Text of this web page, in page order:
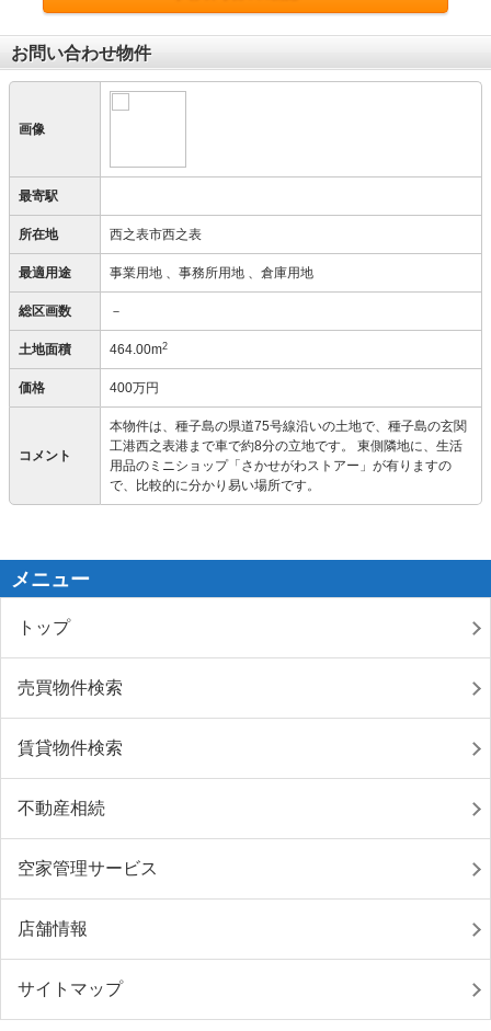
お問い合わせ物件
画像
最寄駅
所在地 西之表市西之表
最適用途 事業用地 、事務所用地 、倉庫用地
総区画数 －
土地面積 464.00m2
価格 400万円
コメント
本物件は、種子島の県道75号線沿いの土地で、種子島の玄関
工港西之表港まで車で約8分の立地です。 東側隣地に、生活
用品のミニショップ「さかせがわストアー」が有りますの
で、比較的に分かり易い場所です。
メニュー
トップ
売買物件検索
賃貸物件検索
不動産相続
空家管理サービス
店舗情報
サイトマップ